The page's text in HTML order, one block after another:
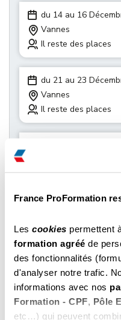
France ProFormation
Les cookies permettent
formation agréé de
des fonctionnalités
d'analyser notre trafic.
informations avec nos
Formation - CPF, Pôle
etc…) qui peuvent
du 14 au 16
Vannes
Il reste des places
du 21 au 23
Vannes
Il reste des places
Il reste des places
Vannes
Il reste des places
du 28 au 30
Vannes
Il reste des places